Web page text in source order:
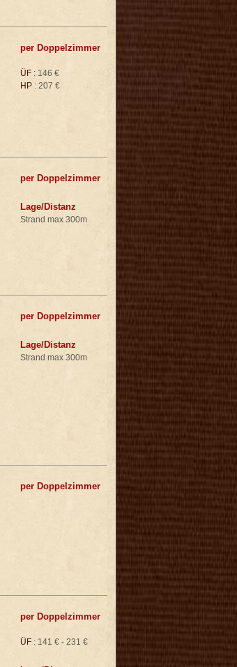
per Doppelzimmer
ÜF : 146 €
HP : 207 €
per Doppelzimmer
Lage/Distanz
Strand max 300m
per Doppelzimmer
Lage/Distanz
Strand max 300m
per Doppelzimmer
per Doppelzimmer
ÜF : 141 € - 231 €